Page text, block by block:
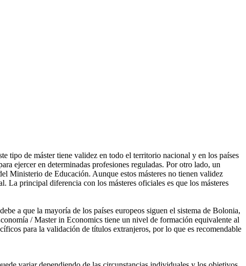
tipo de máster tiene validez en todo el territorio nacional y en los países
ejercer en determinadas profesiones reguladas. Por otro lado, un
Ministerio de Educación. Aunque estos másteres no tienen validez
La principal diferencia con los másteres oficiales es que los másteres
a que la mayoría de los países europeos siguen el sistema de Bolonia,
/ Master in Economics tiene un nivel de formación equivalente al
para la validación de títulos extranjeros, por lo que es recomendable